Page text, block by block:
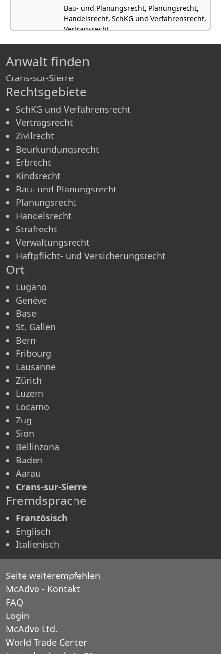
Bau- und Planungsrecht, Planungsrecht,
Handelsrecht, SchKG und Verfahrensrecht,
Vertragsrecht
Anwalt finden
Crans-sur-Sierre
Rechtsgebiete
SchKG und Verfahrensrecht
Vertragsrecht
Zivilrecht
Beurkundungsrecht
Erbrecht
Kindsrecht
Bau- und Planungsrecht
Planungsrecht
Handelsrecht
Strafrecht
Verwaltungsrecht
Haftpflicht- und Versicherungsrecht
Ort
Lugano
Genève
Basel
St. Gallen
Bern
Fribourg
Lausanne
Zürich
Luzern
Locarno
Zug
Sion
Bellinzona
Baden
Aarau
Crans-sur-Sierre
Fremdsprache
Französisch
Englisch
Italienisch
Seite weiterempfehlen
McAdvo - Kontakt
FAQ
Login
McAdvo Ltd.
World Trade Center